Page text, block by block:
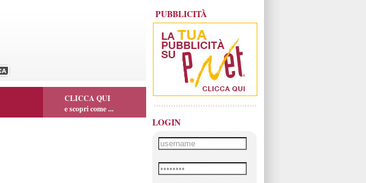
CLICCA QUI
e scopri come ...
PUBBLICITÀ
LOGIN